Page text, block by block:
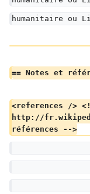
humanitaire ou
== Notes et
<references />
http://
références -->